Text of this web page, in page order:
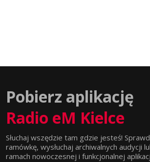
Pobierz aplikację
Radio eM Kielce
Słuchaj wszędzie tam gdzie jesteś!
ramówkę, wysłuchaj archiwalnych audycji
ramach nowoczesnej i funkcjonalnej